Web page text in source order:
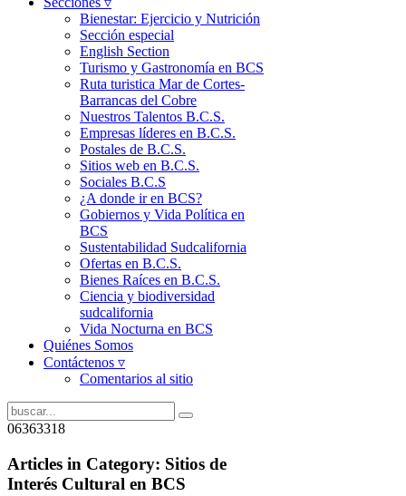
Bienestar: Ejercicio y Nutrición
Sección especial
English Section
Turismo y Gastronomía en BCS
Ruta turistica Mar de Cortes-
Barrancas del Cobre
Nuestros Talentos B.C.S.
Empresas líderes en B.C.S.
Postales de B.C.S.
Sitios web en B.C.S.
Sociales B.C.S
¿A donde ir en BCS?
Gobiernos y Vida Política en
BCS
Sustentabilidad Sudcalifornia
Ofertas en B.C.S.
Bienes Raíces en B.C.S.
Ciencia y biodiversidad
sudcalifornia
Vida Nocturna en BCS
Quiénes Somos
Contáctenos ▿
Comentarios al sitio
06363318
Articles in Category: Sitios de
Interés Cultural en BCS